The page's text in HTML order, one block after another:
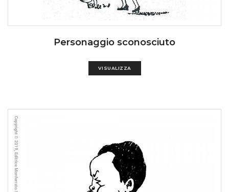
Personaggio sconosciuto
VISUALIZZA